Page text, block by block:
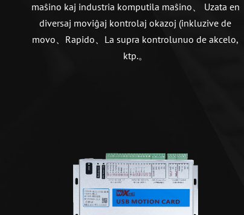
maŝino kaj industria komputila maŝino、 Uzata en
diversaj moviĝaj kontrolaj okazoj (inkluzive de
movo、Rapido、La supra kontrolunuo de akcelo,
ktp.。